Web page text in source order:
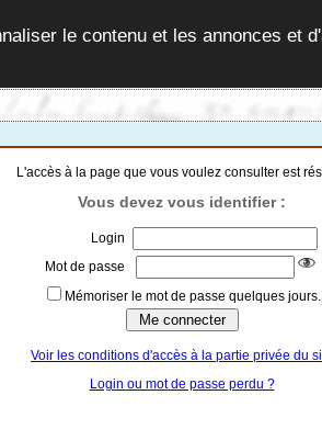
le contenu et les annonces et
L'accès à la page que vous voulez consulter est
Vous devez vous identifier :
Login
Mot de passe
Mémoriser le mot de passe quelques jours.
Voir les conditions d'accès à la partie privée du
Login ou mot de passe perdu ?